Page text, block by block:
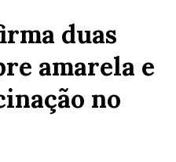
duas
amarela e
no